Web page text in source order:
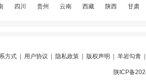
四川 贵州 云南 西藏 陕西 甘肃
方式| 用户协议 隐私政策| 版权声明 羊岩勾青|
陕ICP备